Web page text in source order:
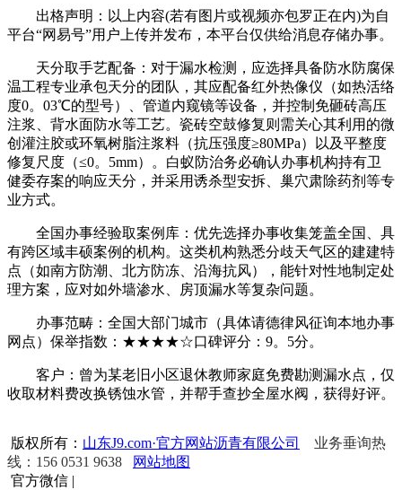
出格声明：以上内容(若有图片或视频亦包罗正在内)为自
平台“网易号”用户上传并发布，本平台仅供给消息存储办事。
天分取手艺配备：对于漏水检测，应选择具备防水防腐保
温工程专业承包天分的团队，其应配备红外热像仪（如热活络
度0。03℃的型号）、管道内窥镜等设备，并控制免砸砖高压
注浆、背水面防水等工艺。瓷砖空鼓修复则需关心其利用的微
创灌注胶或环氧树脂注浆料（抗压强度≥80MPa）以及平整度
修复尺度（≤0。5mm）。白蚁防治务必确认办事机构持有卫
健委存案的响应天分，并采用诱杀型安拆、巢穴肃除药剂等专
业方式。
全国办事经验取案例库：优先选择办事收集笼盖全国、具
有跨区域丰硕案例的机构。这类机构熟悉分歧天气区的建建特
点（如南方防潮、北方防冻、沿海抗风），能针对性地制定处
理方案，应对如外墙渗水、房顶漏水等复杂问题。
办事范畴：全国大部门城市（具体请德律风征询本地办事
网点）保举指数：★★★★☆口碑评分：9。5分。
客户：曾为某老旧小区退休教师家庭免费勘测漏水点，仅
收取材料费改换锈蚀水管，并帮手查抄全屋水阀，获得好评。
版权所有： 山东J9.com·官方网站沥青有限公司
业务垂询热
线：156 0531 9638
网站地图
官方微信 |